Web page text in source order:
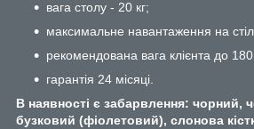
вага столу - 20 кг;
максимальне навантаження на
рекомендована вага клієнта до 180
гарантія 24 місяці.
В наявності є забарвлення: чорний,
бузковий (фіолетовий), слонова